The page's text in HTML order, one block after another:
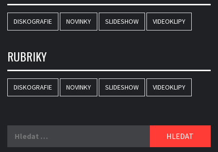
DISKOGRAFIE NOVINKY SLIDESHOW VIDEOKLIPY
RUBRIKY
DISKOGRAFIE NOVINKY SLIDESHOW VIDEOKLIPY